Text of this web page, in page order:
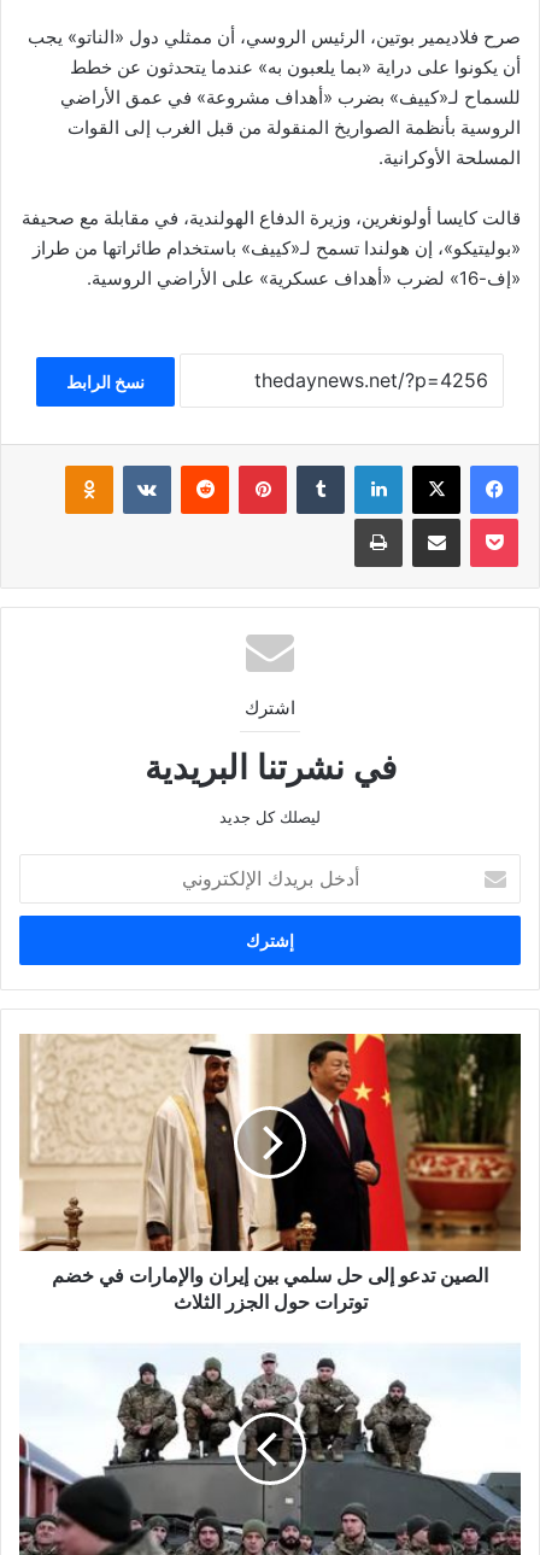
صرح فلاديمير بوتين، الرئيس الروسي، أن ممثلي دول «الناتو» يجب
أن يكونوا على دراية «بما يلعبون به» عندما يتحدثون عن خطط
للسماح لـ«كييف» بضرب «أهداف مشروعة» في عمق الأراضي
الروسية بأنظمة الصواريخ المنقولة من قبل الغرب إلى القوات
المسلحة الأوكرانية.
قالت كايسا أولونغرين، وزيرة الدفاع الهولندية، في مقابلة مع صحيفة
«بوليتيكو»، إن هولندا تسمح لـ«كييف» باستخدام طائراتها من طراز
«إف-16» لضرب «أهداف عسكرية» على الأراضي الروسية.
نسخ الرابط
فيسبوك ‫X لينكدإن بينتيريست
‫Pocket مشاركة عبر البريد طباعة
اشترك
في نشرتنا البريدية
ليصلك كل جديد
بريدك
الإلكتروني
تدعو
إلى
حل
سلمي
بين
إيران
والإمارات
في
الجزر
الصين تدعو إلى حل سلمي بين إيران والإمارات في خضم
توترات حول الجزر الثلاث
بعد
إجبارهم
على